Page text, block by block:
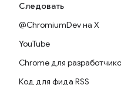
Следовать
@ChromiumDev на X
YouTube
Chrome для
Код для фида RSS